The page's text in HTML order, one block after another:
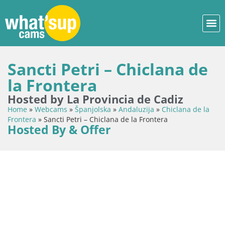
Sancti Petri – Chiclana de
la Frontera
Hosted by La Provincia de Cadiz
Home » Webcams » Španjolska » Andaluzija » Chiclana de la
Frontera » Sancti Petri – Chiclana de la Frontera
Hosted By & Offer